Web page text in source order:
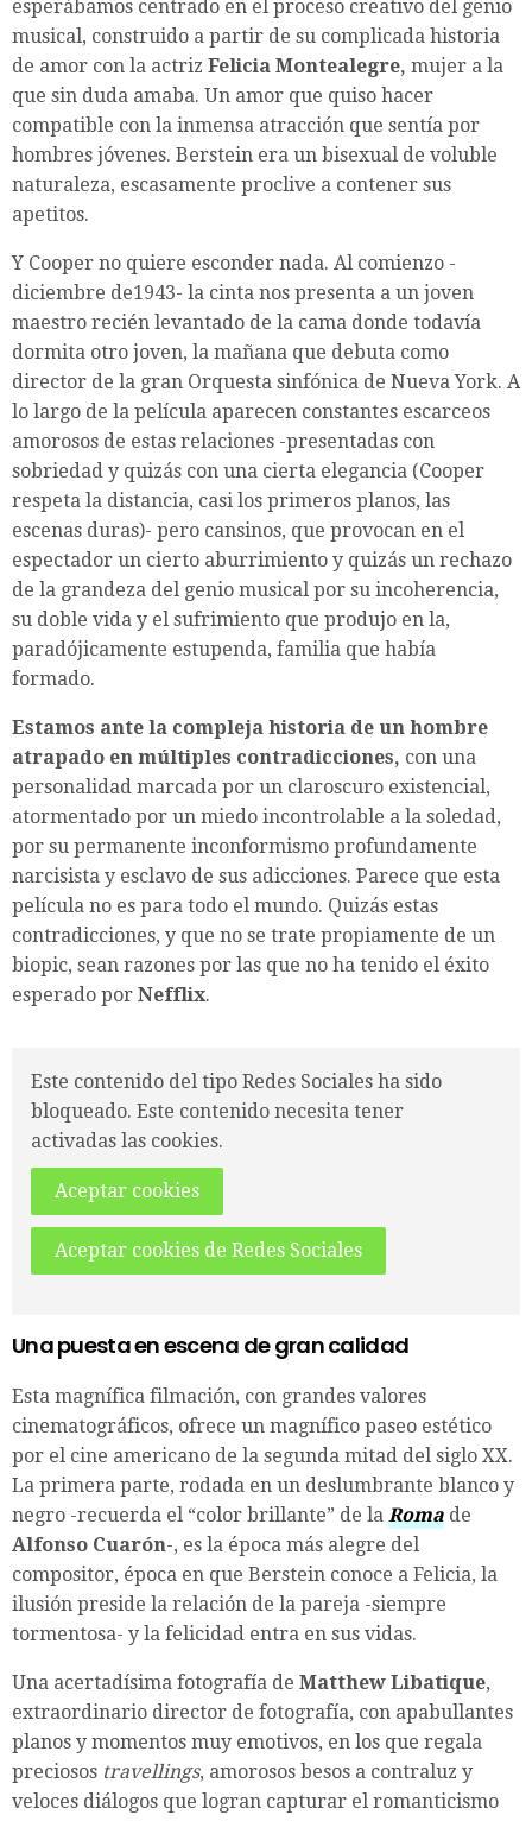
esperábamos centrado en el proceso creativo del genio
musical, construido a partir de su complicada historia
de amor con la actriz Felicia Montealegre, mujer a la
que sin duda amaba. Un amor que quiso hacer
compatible con la inmensa atracción que sentía por
hombres jóvenes. Berstein era un bisexual de voluble
naturaleza, escasamente proclive a contener sus
apetitos.
Y Cooper no quiere esconder nada. Al comienzo -
diciembre de1943- la cinta nos presenta a un joven
maestro recién levantado de la cama donde todavía
dormita otro joven, la mañana que debuta como
director de la gran Orquesta sinfónica de Nueva York. A
lo largo de la película aparecen constantes escarceos
amorosos de estas relaciones -presentadas con
sobriedad y quizás con una cierta elegancia (Cooper
respeta la distancia, casi los primeros planos, las
escenas duras)- pero cansinos, que provocan en el
espectador un cierto aburrimiento y quizás un rechazo
de la grandeza del genio musical por su incoherencia,
su doble vida y el sufrimiento que produjo en la,
paradójicamente estupenda, familia que había
formado.
Estamos ante la compleja historia de un hombre
atrapado en múltiples contradicciones, con una
personalidad marcada por un claroscuro existencial,
atormentado por un miedo incontrolable a la soledad,
por su permanente inconformismo profundamente
narcisista y esclavo de sus adicciones. Parece que esta
película no es para todo el mundo. Quizás estas
contradicciones, y que no se trate propiamente de un
biopic, sean razones por las que no ha tenido el éxito
esperado por Nefflix.
Este contenido del tipo Redes Sociales ha sido
bloqueado. Este contenido necesita tener
activadas las cookies.
Aceptar cookies
Aceptar cookies de Redes Sociales
Una puesta en escena de gran calidad
Esta magnífica filmación, con grandes valores
cinematográficos, ofrece un magnífico paseo estético
por el cine americano de la segunda mitad del siglo XX.
La primera parte, rodada en un deslumbrante blanco y
negro -recuerda el “color brillante” de la Roma de
Alfonso Cuarón-, es la época más alegre del
compositor, época en que Berstein conoce a Felicia, la
ilusión preside la relación de la pareja -siempre
tormentosa- y la felicidad entra en sus vidas.
Una acertadísima fotografía de Matthew Libatique,
extraordinario director de fotografía, con apabullantes
planos y momentos muy emotivos, en los que regala
preciosos travellings, amorosos besos a contraluz y
veloces diálogos que logran capturar el romanticismo